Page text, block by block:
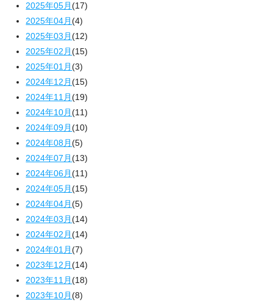
2025年05月(17)
2025年04月(4)
2025年03月(12)
2025年02月(15)
2025年01月(3)
2024年12月(15)
2024年11月(19)
2024年10月(11)
2024年09月(10)
2024年08月(5)
2024年07月(13)
2024年06月(11)
2024年05月(15)
2024年04月(5)
2024年03月(14)
2024年02月(14)
2024年01月(7)
2023年12月(14)
2023年11月(18)
2023年10月(8)